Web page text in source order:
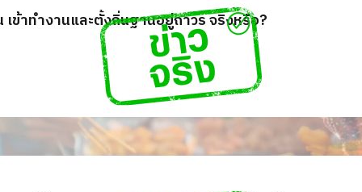
ข้าทำงานและตั้งถิ่นฐานอยู่ถาวร จริงหรือ?